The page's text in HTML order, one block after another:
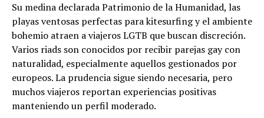
Su medina declarada Patrimonio de la Humanidad, las
playas ventosas perfectas para kitesurfing y el ambiente
bohemio atraen a viajeros LGTB que buscan discreción.
Varios riads son conocidos por recibir parejas gay con
naturalidad, especialmente aquellos gestionados por
europeos. La prudencia sigue siendo necesaria, pero
muchos viajeros reportan experiencias positivas
manteniendo un perfil moderado.